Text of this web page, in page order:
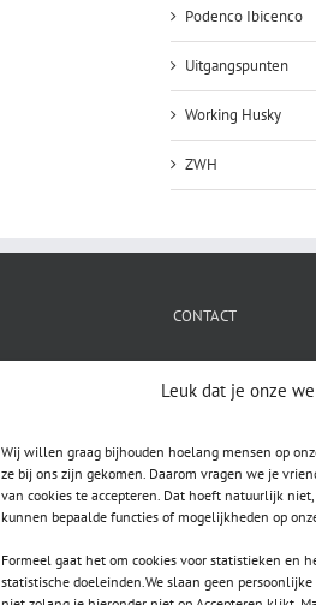
Leuk dat je onze
Wij willen graag bijhouden hoelang mensen op
ze bij ons zijn gekomen. Daarom vragen we je
van cookies te accepteren. Dat hoeft natuurlijk
kunnen bepaalde functies of mogelijkheden op
Formeel gaat het om cookies voor statistieken en
statistische doeleinden.We slaan geen
Podenco Ibicenco
Uitgangspunten
Working Husky
ZWH
CONTACT